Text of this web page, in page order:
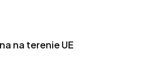
na terenie UE